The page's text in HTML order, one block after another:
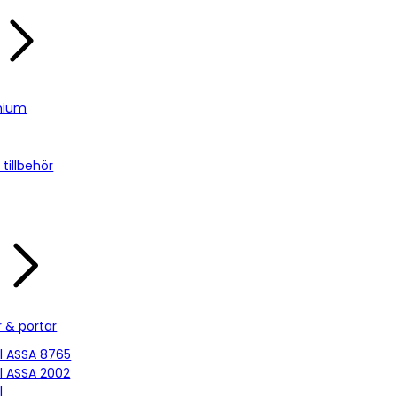
tillbehör
& portar
8765
2002